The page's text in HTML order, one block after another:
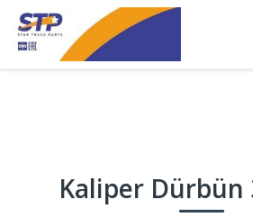
Kaliper Dürbün